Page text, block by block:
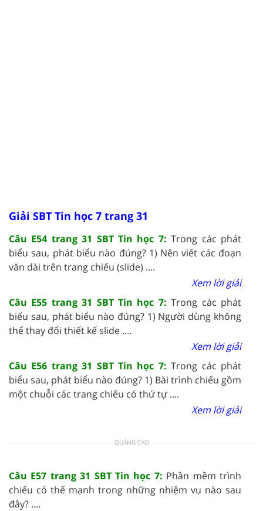
Giải SBT Tin học 7 trang 31
Câu E54 trang 31 SBT Tin học 7:Trong các phát
biểu sau, phát biểu nào đúng? 1) Nên viết các đoạn
văn dài trên trang chiếu (slide) ....
Xem lời giải
Câu E55 trang 31 SBT Tin học 7:Trong các phát
biểu sau, phát biểu nào đúng? 1) Người dùng không
thể thay đổi thiết kế slide ....
Xem lời giải
Câu E56 trang 31 SBT Tin học 7:Trong các phát
biểu sau, phát biểu nào đúng? 1) Bài trình chiếu gồm
một chuỗi các trang chiếu có thứ tự ....
Xem lời giải
QUẢNG CÁO
Câu E57 trang 31 SBT Tin học 7: Phần mềm trình
chiếu có thế mạnh trong những nhiệm vụ nào sau
đây? ....